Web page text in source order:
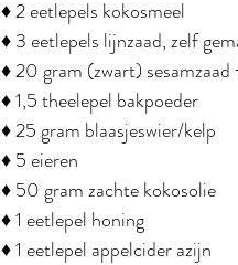
♦ 2 eetlepels kokosmeel
♦ 3 eetlepels lijnzaad, zelf
♦ 20 gram (zwart)
♦ 1,5 theelepel bakpoeder
♦ 25 gram blaasjeswier/kelp
♦ 5 eieren
♦ 50 gram zachte kokosolie
♦ 1 eetlepel honing
♦ 1 eetlepel appelcider azijn